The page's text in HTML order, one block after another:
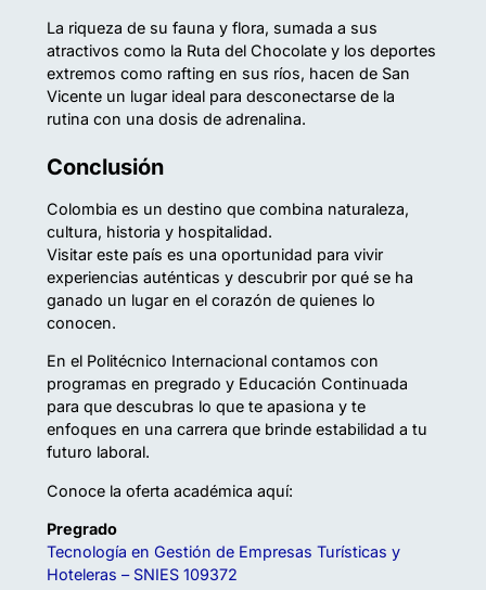
La riqueza de su fauna y flora, sumada a sus
atractivos como la Ruta del Chocolate y los deportes
extremos como rafting en sus ríos, hacen de San
Vicente un lugar ideal para desconectarse de la
rutina con una dosis de adrenalina.
Conclusión
Colombia es un destino que combina naturaleza,
cultura, historia y hospitalidad.
Visitar este país es una oportunidad para vivir
experiencias auténticas y descubrir por qué se ha
ganado un lugar en el corazón de quienes lo
conocen.
En el Politécnico Internacional contamos con
programas en pregrado y Educación Continuada
para que descubras lo que te apasiona y te
enfoques en una carrera que brinde estabilidad a tu
futuro laboral.
Conoce la oferta académica aquí:
Pregrado
Tecnología en Gestión de Empresas Turísticas y
Hoteleras – SNIES 109372